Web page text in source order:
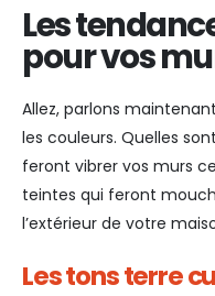
Les
pour vos
Allez, parlons
les couleurs. Quelles
feront vibrer vos murs
teintes qui feront
l’extérieur de votre
Les tons terre